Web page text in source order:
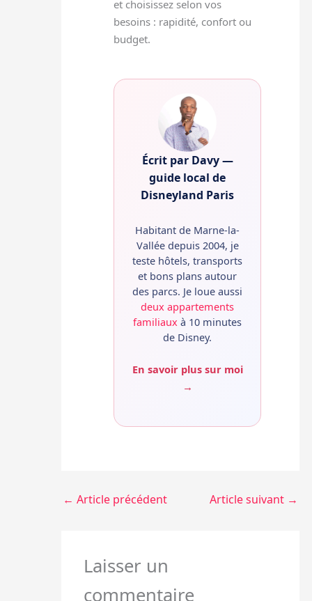
et choisissez selon vos
besoins : rapidité, confort ou
budget.
Écrit par Davy —
guide local de
Disneyland Paris
Habitant de Marne-la-
Vallée depuis 2004, je
teste hôtels, transports
et bons plans autour
des parcs. Je loue aussi
deux appartements
familiaux à 10 minutes
de Disney.
En savoir plus sur moi
→
← Article précédent Article suivant →
Laisser un
commentaire